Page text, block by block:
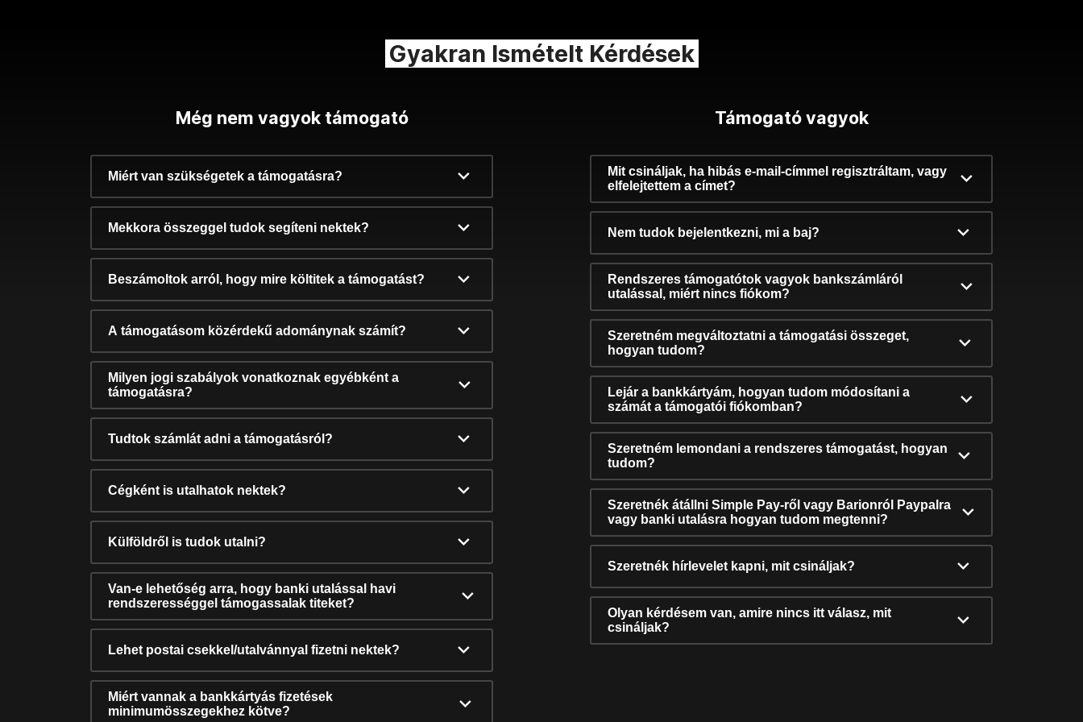
Gyakran Ismételt Kérdések
Még nem vagyok támogató
Miért van szükségetek a támogatásra?
Mekkora összeggel tudok segíteni nektek?
Beszámoltok arról, hogy mire költitek a támogatást?
A támogatásom közérdekű adománynak számít?
Milyen jogi szabályok vonatkoznak egyébként a
támogatásra?
Tudtok számlát adni a támogatásról?
Cégként is utalhatok nektek?
Külföldről is tudok utalni?
Van-e lehetőség arra, hogy banki utalással havi
rendszerességgel támogassalak titeket?
Lehet postai csekkel/utalvánnyal fizetni nektek?
Miért vannak a bankkártyás fizetések
minimumösszegekhez kötve?
Támogató vagyok
Mit csináljak, ha hibás e-mail-címmel regisztráltam, vagy
elfelejtettem a címet?
Nem tudok bejelentkezni, mi a baj?
Rendszeres támogatótok vagyok bankszámláról
utalással, miért nincs fiókom?
Szeretném megváltoztatni a támogatási összeget,
hogyan tudom?
Lejár a bankkártyám, hogyan tudom módosítani a
számát a támogatói fiókomban?
Szeretném lemondani a rendszeres támogatást, hogyan
tudom?
Szeretnék átállni Simple Pay-ről vagy Barionról Paypalra
vagy banki utalásra hogyan tudom megtenni?
Szeretnék hírlevelet kapni, mit csináljak?
Olyan kérdésem van, amire nincs itt válasz, mit
csináljak?